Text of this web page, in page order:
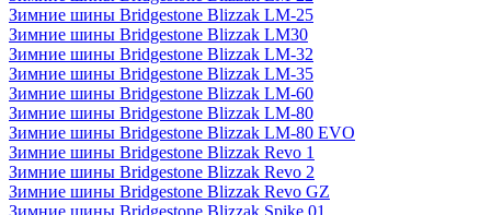
Зимние шины Bridgestone Blizzak LM-25
Зимние шины Bridgestone Blizzak LM30
Зимние шины Bridgestone Blizzak LM-32
Зимние шины Bridgestone Blizzak LM-35
Зимние шины Bridgestone Blizzak LM-60
Зимние шины Bridgestone Blizzak LM-80
Зимние шины Bridgestone Blizzak LM-80 EVO
Зимние шины Bridgestone Blizzak Revo 1
Зимние шины Bridgestone Blizzak Revo 2
Зимние шины Bridgestone Blizzak Revo GZ
Зимние шины Bridgestone Blizzak Spike 01